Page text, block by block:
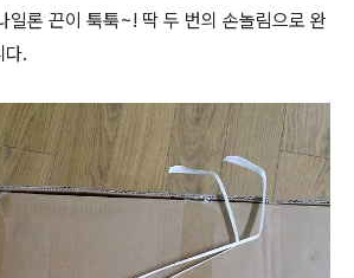
일론 끈이 툭툭~! 딱 두 번의 손놀림으로 완
다.